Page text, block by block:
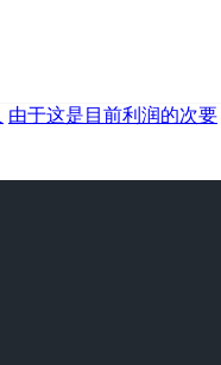
由于这是目前利润的次要